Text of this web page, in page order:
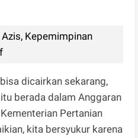
Kepemimpinan
dicairkan sekarang,
berada dalam Anggaran
Pertanian
kita bersyukur karena